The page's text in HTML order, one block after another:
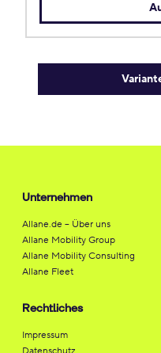
Unternehmen
Allane.de – Über uns
Allane Mobility Group
Allane Mobility Consulting
Allane Fleet
Rechtliches
Impressum